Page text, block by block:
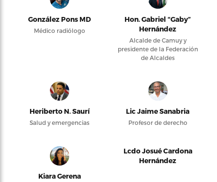
González Pons MD
Médico radiólogo
Hon. Gabriel “Gaby”
Hernández
Alcalde de Camuy y
presidente de la Federación
de Alcaldes
Heriberto N. Saurí
Salud y emergencias
Lic Jaime Sanabria
Profesor de derecho
Kiara Gerena
Lcdo Josué Cardona
Hernández